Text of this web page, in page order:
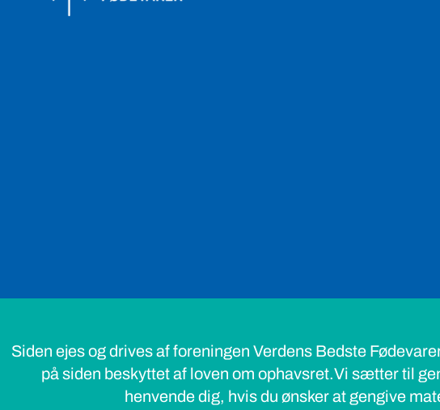
Siden ejes og drives af foreningen Verdens Bedste
på siden beskyttet af loven om ophavsret.Vi sætter til
henvende dig, hvis du ønsker at gengive